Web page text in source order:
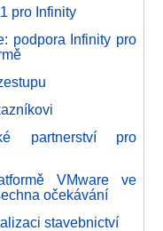
pro Infinity
podpora Infinity pro
partnerství pro
VMware ve
očekávání
stavebnictví